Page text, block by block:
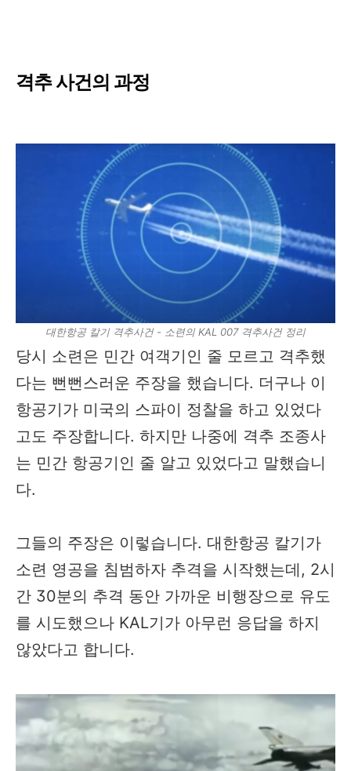
격추 사건의 과정
대한항공 칼기 격추사건 - 소련의 KAL 007 격추사건 정리
당시 소련은 민간 여객기인 줄 모르고 격추했
다는 뻔뻔스러운 주장을 했습니다. 더구나 이
항공기가 미국의 스파이 정찰을 하고 있었다
고도 주장합니다. 하지만 나중에 격추 조종사
는 민간 항공기인 줄 알고 있었다고 말했습니
다.
그들의 주장은 이렇습니다. 대한항공 칼기가
소련 영공을 침범하자 추격을 시작했는데, 2시
간 30분의 추격 동안 가까운 비행장으로 유도
를 시도했으나 KAL기가 아무런 응답을 하지
않았다고 합니다.